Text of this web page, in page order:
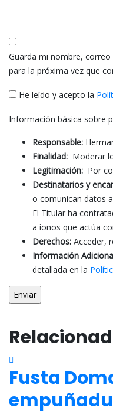
Guarda mi nombre,
para la próxima vez que
He leído y acepto la
Información básica sobre
Responsable:
Finalidad: Moderar
Legitimación: Por
Destinatarios y
o comunican datos
El Titular ha
a ionos que actúa
Derechos: Acceder,
Información
detallada en la
Fusta